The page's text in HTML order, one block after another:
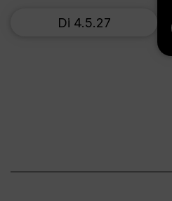
Di 4.5.27